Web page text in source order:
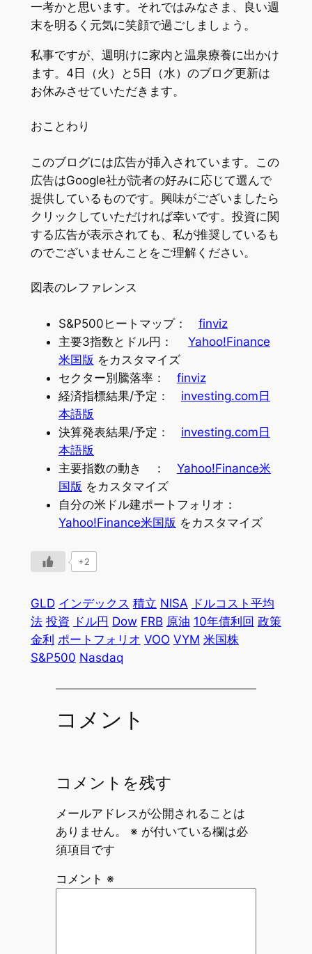
一考かと思います。それではみなさま、良い週
末を明るく元気に笑顔で過ごしましょう。
私事ですが、週明けに家内と温泉療養に出かけ
ます。4日（火）と5日（水）のブログ更新は
お休みさせていただきます。
おことわり
このブログには広告が挿入されています。この
広告はGoogle社が読者の好みに応じて選んで
提供しているものです。興味がございましたら
クリックしていただければ幸いです。投資に関
する広告が表示されても、私が推奨しているも
のでございませんことをご理解ください。
図表のレファレンス
S&P500ヒートマップ： finviz
主要3指数とドル円： Yahoo!Finance
米国版 をカスタマイズ
セクター別騰落率： finviz
経済指標結果/予定： investing.com日
本語版
決算発表結果/予定： investing.com日
本語版
主要指数の動き ： Yahoo!Finance米
国版 をカスタマイズ
自分の米ドル建ポートフォリオ：
Yahoo!Finance米国版 をカスタマイズ
+2
GLD インデックス 積立 NISA ドルコスト平均
法 投資 ドル円 Dow FRB 原油 10年債利回 政策
金利 ポートフォリオ VOO VYM 米国株
S&P500 Nasdaq
コメント
コメントを残す
メールアドレスが公開されることは
ありません。
※ が付いている欄は必
須項目です
コメント ※